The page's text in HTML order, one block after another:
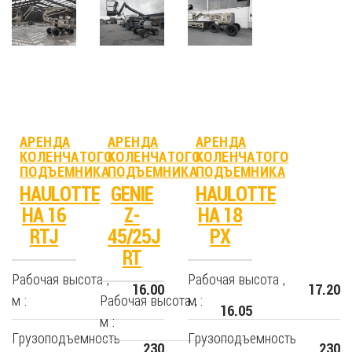
АРЕНДА
КОЛЕНЧАТОГО
ПОДЪЕМНИКА
HAULOTTE
HA 16
RTJ
Рабочая высота ,
м :
16.00
Грузоподъемность
230
АРЕНДА
КОЛЕНЧАТОГО
ПОДЪЕМНИКА
GENIE
Z-
45/25J
RT
Рабочая высота ,
м :
16.05
АРЕНДА
КОЛЕНЧАТОГО
ПОДЪЕМНИКА
HAULOTTE
HA 18
PX
Рабочая высота ,
м :
17.20
Грузоподъемность
230